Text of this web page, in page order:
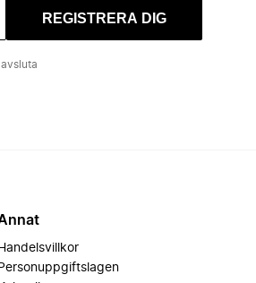
REGISTRERA DIG
Handelsvillkor
Personuppgiftslagen